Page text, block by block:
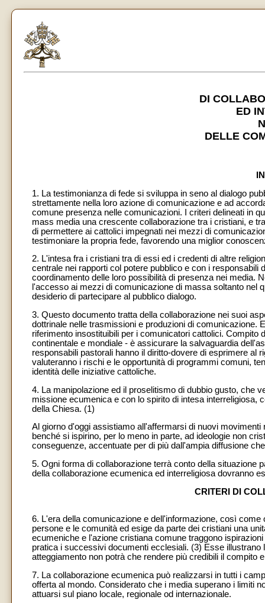
DI
ED
DELLE
1. La testimonianza di fede si sviluppa in seno al dialogo
strettamente nella loro azione di comunicazione e ad
comune presenza nelle comunicazioni. I criteri delineati in
mass media una crescente collaborazione tra i cristiani, e
di permettere ai cattolici impegnati nei mezzi di
testimoniare la propria fede, favorendo una miglior
2. L'intesa fra i cristiani tra di essi ed i credenti di altre
centrale nei rapporti col potere pubblico e con i
coordinamento delle loro possibilità di presenza nei media.
l'accesso ai mezzi di comunicazione di massa soltanto nel
desiderio di partecipare al pubblico dialogo.
3. Questo documento tratta della collaborazione nei suoi
dottrinale nelle trasmissioni e produzioni di comunicazione.
riferimento insostituibili per i comunicatori cattolici.
continentale e mondiale - è assicurare la salvaguardia
responsabili pastorali hanno il diritto-dovere di esprimere al
valuteranno i rischi e le opportunità di programmi comuni,
identità delle iniziative cattoliche.
4. La manipolazione ed il proselitismo di dubbio gusto, che
missione ecumenica e con lo spirito di intesa interreligiosa,
della Chiesa. (1)
Al giorno d'oggi assistiamo all'affermarsi di nuovi
benché si ispirino, per lo meno in parte, ad ideologie non
conseguenze, accentuate per di più dall'ampia diffusione
5. Ogni forma di collaborazione terrà conto della situazione
della collaborazione ecumenica ed interreligiosa dovranno
CRITERI DI
6. L'era della comunicazione e dell'informazione, così
persone e le comunità ed esige da parte dei cristiani una
ecumeniche e l'azione cristiana comune traggono
pratica i successivi documenti ecclesiali. (3) Esse
atteggiamento non potrà che rendere più credibili il compito
7. La collaborazione ecumenica può realizzarsi in tutti i
offerta al mondo. Considerato che i media superano i limiti
attuarsi sul piano locale, regionale od internazionale.